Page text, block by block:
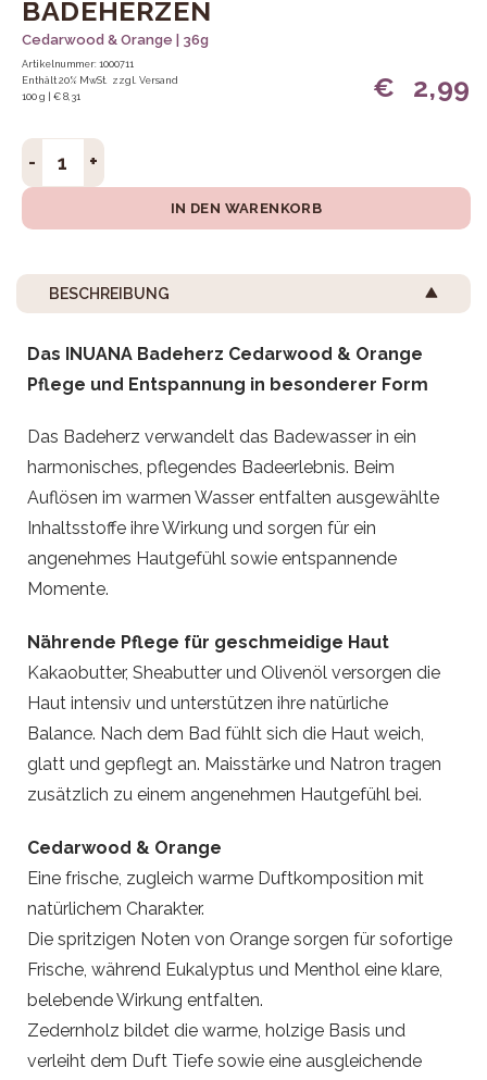
BADEHERZEN
Cedarwood & Orange | 36g
€ 2,99
Artikelnummer: 1000711
Enthält 20% MwSt.
zzgl. Versand
100 g | € 8,31
Badeherzen Menge
IN DEN WARENKORB
BESCHREIBUNG
Das INUANA Badeherz Cedarwood & Orange
Pflege und Entspannung in besonderer Form
Das Badeherz verwandelt das Badewasser in ein
harmonisches, pflegendes Badeerlebnis. Beim
Auflösen im warmen Wasser entfalten ausgewählte
Inhaltsstoffe ihre Wirkung und sorgen für ein
angenehmes Hautgefühl sowie entspannende
Momente.
Nährende Pflege für geschmeidige Haut
Kakaobutter, Sheabutter und Olivenöl versorgen die
Haut intensiv und unterstützen ihre natürliche
Balance. Nach dem Bad fühlt sich die Haut weich,
glatt und gepflegt an. Maisstärke und Natron tragen
zusätzlich zu einem angenehmen Hautgefühl bei.
Cedarwood & Orange
Eine frische, zugleich warme Duftkomposition mit
natürlichem Charakter.
Die spritzigen Noten von Orange sorgen für sofortige
Frische, während Eukalyptus und Menthol eine klare,
belebende Wirkung entfalten.
Zedernholz bildet die warme, holzige Basis und
verleiht dem Duft Tiefe sowie eine ausgleichende